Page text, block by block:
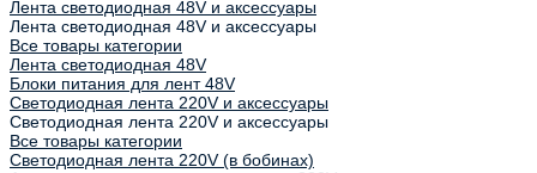
Лента светодиодная 48V и аксессуары
Лента светодиодная 48V и аксессуары
Все товары категории
Лента светодиодная 48V
Блоки питания для лент 48V
Светодиодная лента 220V и аксессуары
Светодиодная лента 220V и аксессуары
Все товары категории
Светодиодная лента 220V (в бобинах)